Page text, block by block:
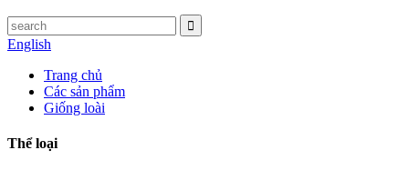
English
Trang chủ
Các sản phẩm
Giống loài
Thể loại